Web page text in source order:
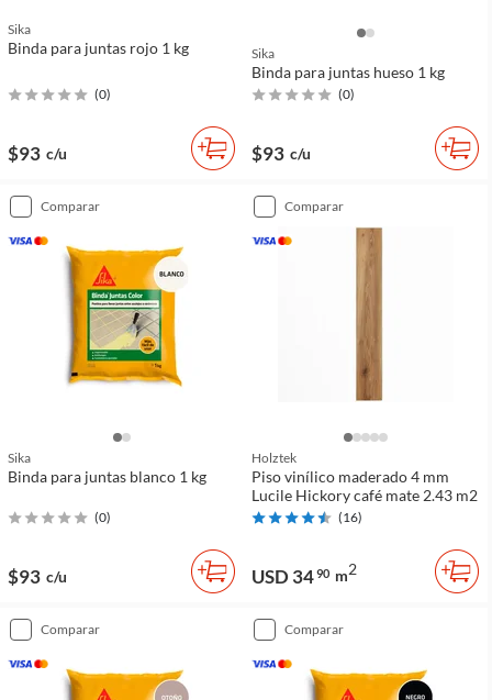
Sika
Binda para juntas rojo 1 kg
(0)
$93 c/u
Sika
Binda para juntas hueso 1 kg
(0)
$93 c/u
comparar
Sika
Binda para juntas blanco 1 kg
(0)
$93 c/u
comparar
Holztek
Piso vinílico maderado 4 mm
Lucile Hickory café mate 2.43 m2
(16)
USD 3490 m2
comparar comparar